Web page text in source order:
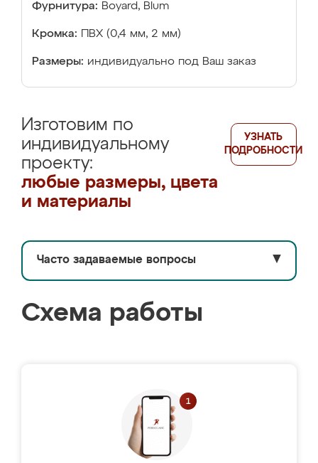
Фурнитура: Boyard, Blum
Кромка: ПВХ (0,4 мм, 2 мм)
Размеры: индивидуально под Ваш заказ
Изготовим по
индивидуальному
проекту:
любые размеры, цвета
и материалы
УЗНАТЬ
ПОДРОБНОСТИ
Часто задаваемые вопросы ▼
Схема работы